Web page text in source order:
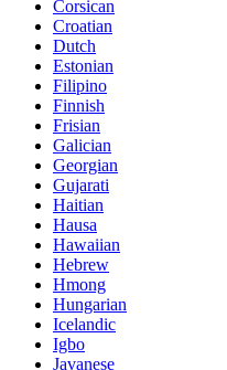
Corsican
Croatian
Dutch
Estonian
Filipino
Finnish
Frisian
Galician
Georgian
Gujarati
Haitian
Hausa
Hawaiian
Hebrew
Hmong
Hungarian
Icelandic
Igbo
Javanese